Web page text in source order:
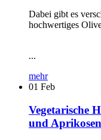
Dabei gibt es
hochwertiges
...
mehr
01 Feb
Vegetarische
und